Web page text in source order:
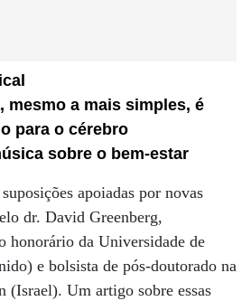
mesmo a mais simples, é
para o cérebro
sobre o bem-estar
apoiadas por novas
dr. David Greenberg,
honorário da Universidade de
e bolsista de pós-doutorado na
(Israel). Um artigo sobre essas